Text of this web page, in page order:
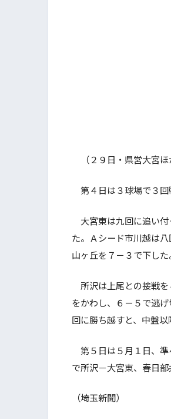
（２９日・県営大宮ほ
第４日は３球場で３回
大宮東は九回に追い付
た。Ａシード市川越は
山ヶ丘を７－３で下した
所沢は上尾との接戦
をかわし、６－５で逃
回に勝ち越すと、中盤
第５日は５月１日、
で所沢－大宮東、春日部
（埼玉新聞）